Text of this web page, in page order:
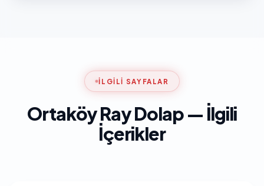
İLGILI SAYFALAR
Ortaköy Ray Dolap — İlgili
İçerikler